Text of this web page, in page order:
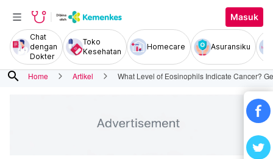
Masuk
Chat
dengan
Dokter
Toko
Kesehatan
Homecare Asuransiku
search Home Artikel What Level of Eosinophils Indicate Cancer?